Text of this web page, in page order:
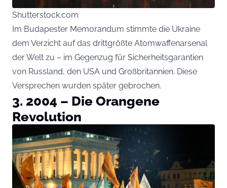
Shutterstock.com
Im Budapester Memorandum stimmte die Ukraine
dem Verzicht auf das drittgrößte Atomwaffenarsenal
der Welt zu – im Gegenzug für Sicherheitsgarantien
von Russland, den USA und Großbritannien. Diese
Versprechen wurden später gebrochen.
3. 2004 – Die Orangene
Revolution